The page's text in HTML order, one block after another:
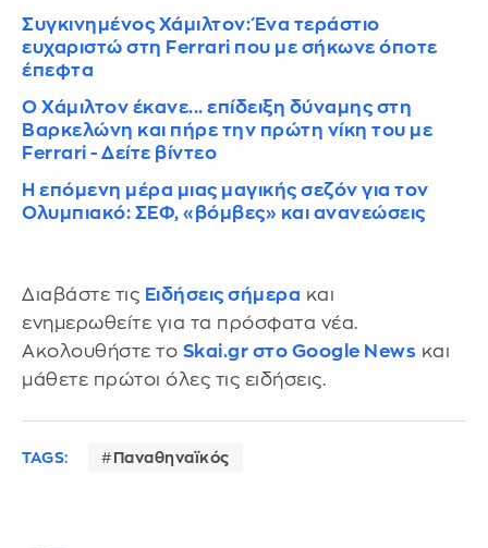
Συγκινημένος Χάμιλτον: Ένα τεράστιο
ευχαριστώ στη Ferrari που με σήκωνε όποτε
έπεφτα
O Χάμιλτον έκανε... επίδειξη δύναμης στη
Βαρκελώνη και πήρε την πρώτη νίκη του με
Ferrari - Δείτε βίντεο
Η επόμενη μέρα μιας μαγικής σεζόν για τον
Ολυμπιακό: ΣΕΦ, «βόμβες» και ανανεώσεις
Διαβάστε τις Ειδήσεις σήμερα και
ενημερωθείτε για τα πρόσφατα νέα.
Ακολουθήστε το Skai.gr στο Google News και
μάθετε πρώτοι όλες τις ειδήσεις.
TAGS: Παναθηναϊκός